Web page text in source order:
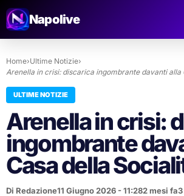
Napolive
Home›Ultime Notizie›
Arenella in crisi: discarica ingombrante davanti alla
ULTIME NOTIZIE
Arenella in crisi:
ingombrante
Casa della
Di Redazione11 Giugno 2026 - 11:282 mesi fa